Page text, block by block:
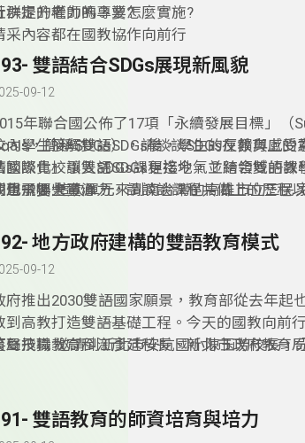
群提升老師的專業?
決定的權力嗎？要怎麼實施?
采內容都在國教協作向前行
雙語結合SDGs展現新風貌
09-12
年聯合國公佈了17項「永續發展目標」（
，簡稱SDGs），請談談SDGs在教育上
談談貴校引入SDGs課程迄今，並結合雙語教
用了哪些資源？
內學生接觸雙語SDGs後，學生的反饋與感
國際化」讓雙語SDGs更接地氣？跨領域的課
也需要大量心力，請談談課程共備上的歷程
聲飛揚:這次單元來到南台灣的高雄市立三民
地方政府建構的雙語教育模式
09-12
府推出2030雙語國家願景，教育部從去年起
到高教打造雙語基礎工程。今天的國教向前
局技職教育科江彥廷科長、新北市政府教育
及新北市政府教育局國小教育科林奕成科長，
在推行雙語教育上，有哪些值得參考及效仿
歡迎準時收聽。
聲飛揚:邀請到新北市安坑國小陳玉芳校長，
雙語教育的師資培育與培力